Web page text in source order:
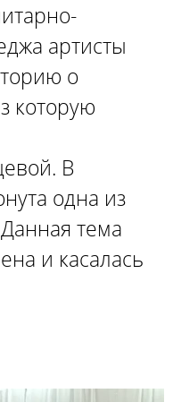
артисты
о
которую
В
одна из
тема
и касалась